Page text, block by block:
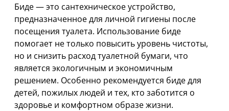
Биде — это сантехническое устройство,
предназначенное для личной гигиены после
посещения туалета. Использование биде
помогает не только повысить уровень чистоты,
но и снизить расход туалетной бумаги, что
является экологичным и экономичным
решением. Особенно рекомендуется биде для
детей, пожилых людей и тех, кто заботится о
здоровье и комфортном образе жизни.